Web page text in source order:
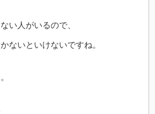
い人がいるので、
ないといけないですね。